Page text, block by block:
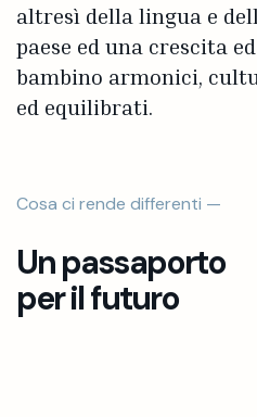
altresì della lingua e
paese ed una crescita
bambino armonici,
ed equilibrati.
Cosa ci rende differenti —
Un passaporto
per il futuro